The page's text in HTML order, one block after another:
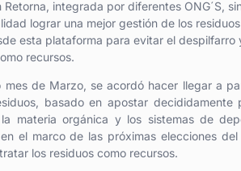
integrada por diferentes ONG´S,
lograr una mejor gestión de los
esta plataforma para evitar el
recursos.
de Marzo, se acordó hacer llegar a
basado en apostar
materia orgánica y los sistemas de
el marco de las próximas elecciones
los residuos como recursos.